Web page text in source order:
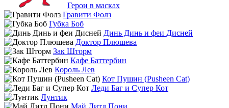
Герои в масках
Гравити Фолз
Губка Боб
Динь Динь и феи Дисней
Доктор Плюшева
Зак Шторм
Кафе Баттербин
Король Лев
Кот Пушин (Pusheen Cat)
Леди Баг и Супер Кот
Лунтик
Май Литл Пони